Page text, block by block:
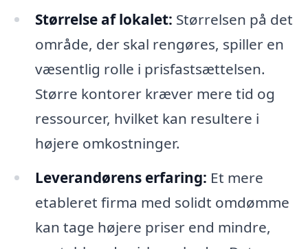
Størrelse af lokalet: Størrelsen på det
område, der skal rengøres, spiller en
væsentlig rolle i prisfastsættelsen.
Større kontorer kræver mere tid og
ressourcer, hvilket kan resultere i
højere omkostninger.
Leverandørens erfaring: Et mere
etableret firma med solidt omdømme
kan tage højere priser end mindre,